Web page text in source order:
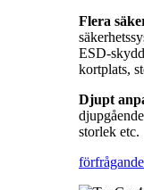
Flera
ESD-
kortplats,
Djupt
storlek etc.
förfrågan